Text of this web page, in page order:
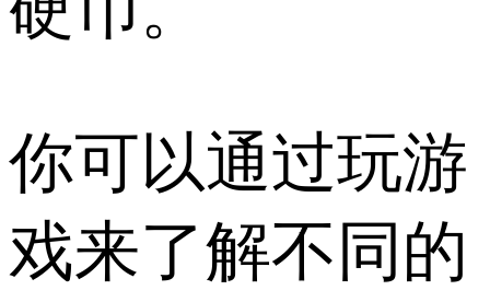
你可以通过玩游
戏来了解不同的